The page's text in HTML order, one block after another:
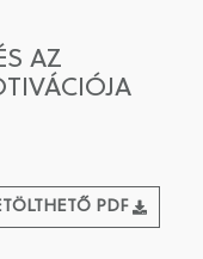
AZ
PDF